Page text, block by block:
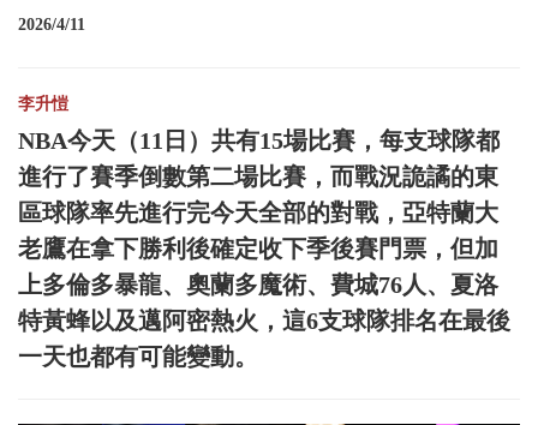
2026/4/11
李升愷
NBA今天（11日）共有15場比賽，每支球隊都
進行了賽季倒數第二場比賽，而戰況詭譎的東
區球隊率先進行完今天全部的對戰，亞特蘭大
老鷹在拿下勝利後確定收下季後賽門票，但加
上多倫多暴龍、奧蘭多魔術、費城76人、夏洛
特黃蜂以及邁阿密熱火，這6支球隊排名在最後
一天也都有可能變動。